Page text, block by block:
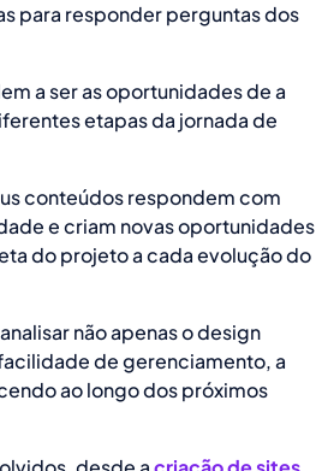
para responder perguntas dos
a ser as oportunidades de a
etapas da jornada de
conteúdos respondem com
e criam novas oportunidades
do projeto a cada evolução do
não apenas o design
de gerenciamento, a
ao longo dos próximos